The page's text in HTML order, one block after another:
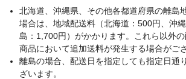
北海道、沖縄県、その他各都道府県の離島
場合は、地域配送料（北海道：500円、沖
島：1,700円）がかかります。これら以外
商品において追加送料が発生する場合がご
離島の場合、配送日を指定しても指定日通
ざいます。